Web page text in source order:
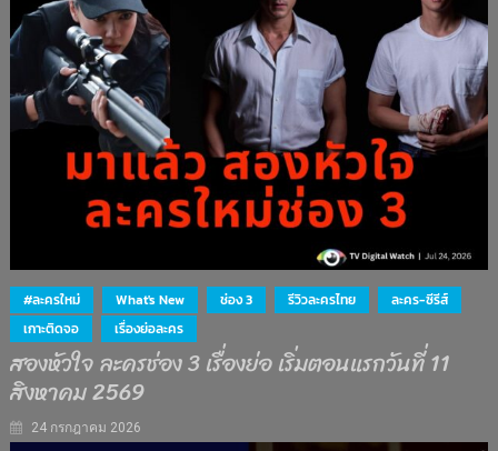
#ละครใหม่ What's New ช่อง 3 รีวิวละครไทย
ละคร-ซีรีส์
เกาะติดจอ
เรื่องย่อละคร
สองหัวใจ ละครช่อง 3 เรื่องย่อ เริ่มตอนแรกวันที่ 11
สิงหาคม 2569
24 กรกฎาคม 2026